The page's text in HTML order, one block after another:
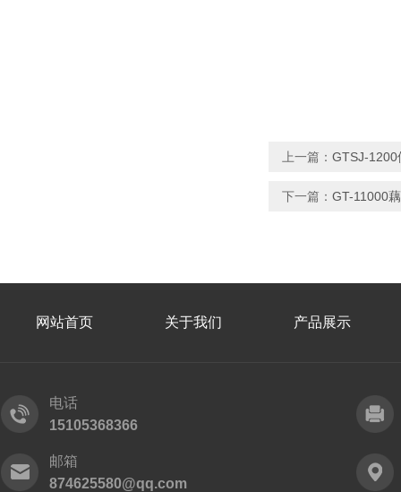
上一篇： GTSJ-1200
下一篇： GT-11000
网站首页 关于我们 产品展示
电话
15105368366
邮箱
874625580@qq.com